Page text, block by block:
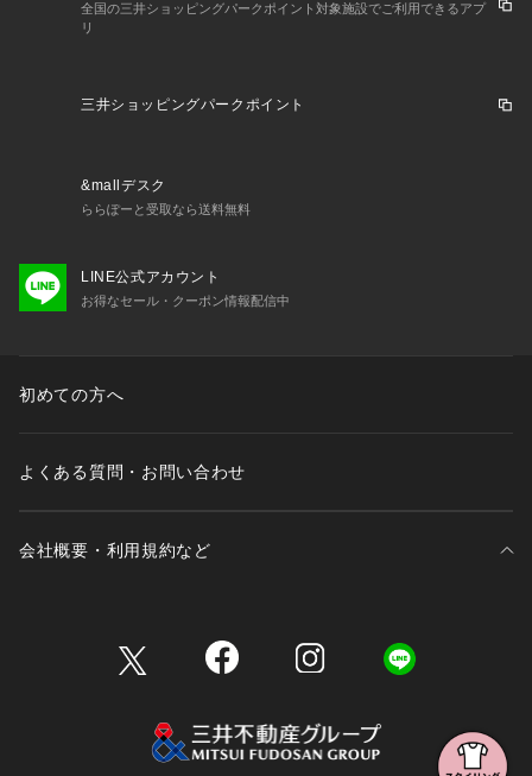
全国の三井ショッピングパークポイント対象施設でご利用できるアプ
リ
三井ショッピングパークポイント
&mallデスク
ららぽーと受取なら送料無料
LINE公式アカウント
お得なセール・クーポン情報配信中
初めての方へ
よくある質問・お問い合わせ
会社概要・利用規約など